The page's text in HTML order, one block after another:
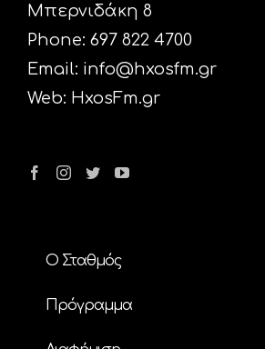
Μπερνιδάκη 8
Phone: 697 822 4700
Email: info@hxosfm.gr
Web: HxosFm.gr
Ο Σταθμός
Πρόγραμμα